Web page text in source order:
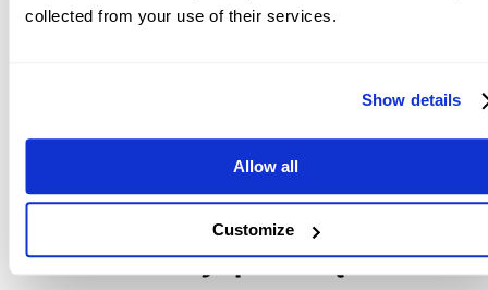
collected from your use of their services.
Show details
Allow all
Customize
Australian Dollar comes
2026-08-06 22:01:40 (GMT+0)
Produkty powiązane